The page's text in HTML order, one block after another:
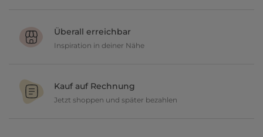
geben dir 30 Tage Zeit etwas zurückzusenden.
Überall erreichbar
Inspiration in deiner Nähe
und lasse dich inspirieren.
Kauf auf Rechnung
Jetzt shoppen und später bezahlen